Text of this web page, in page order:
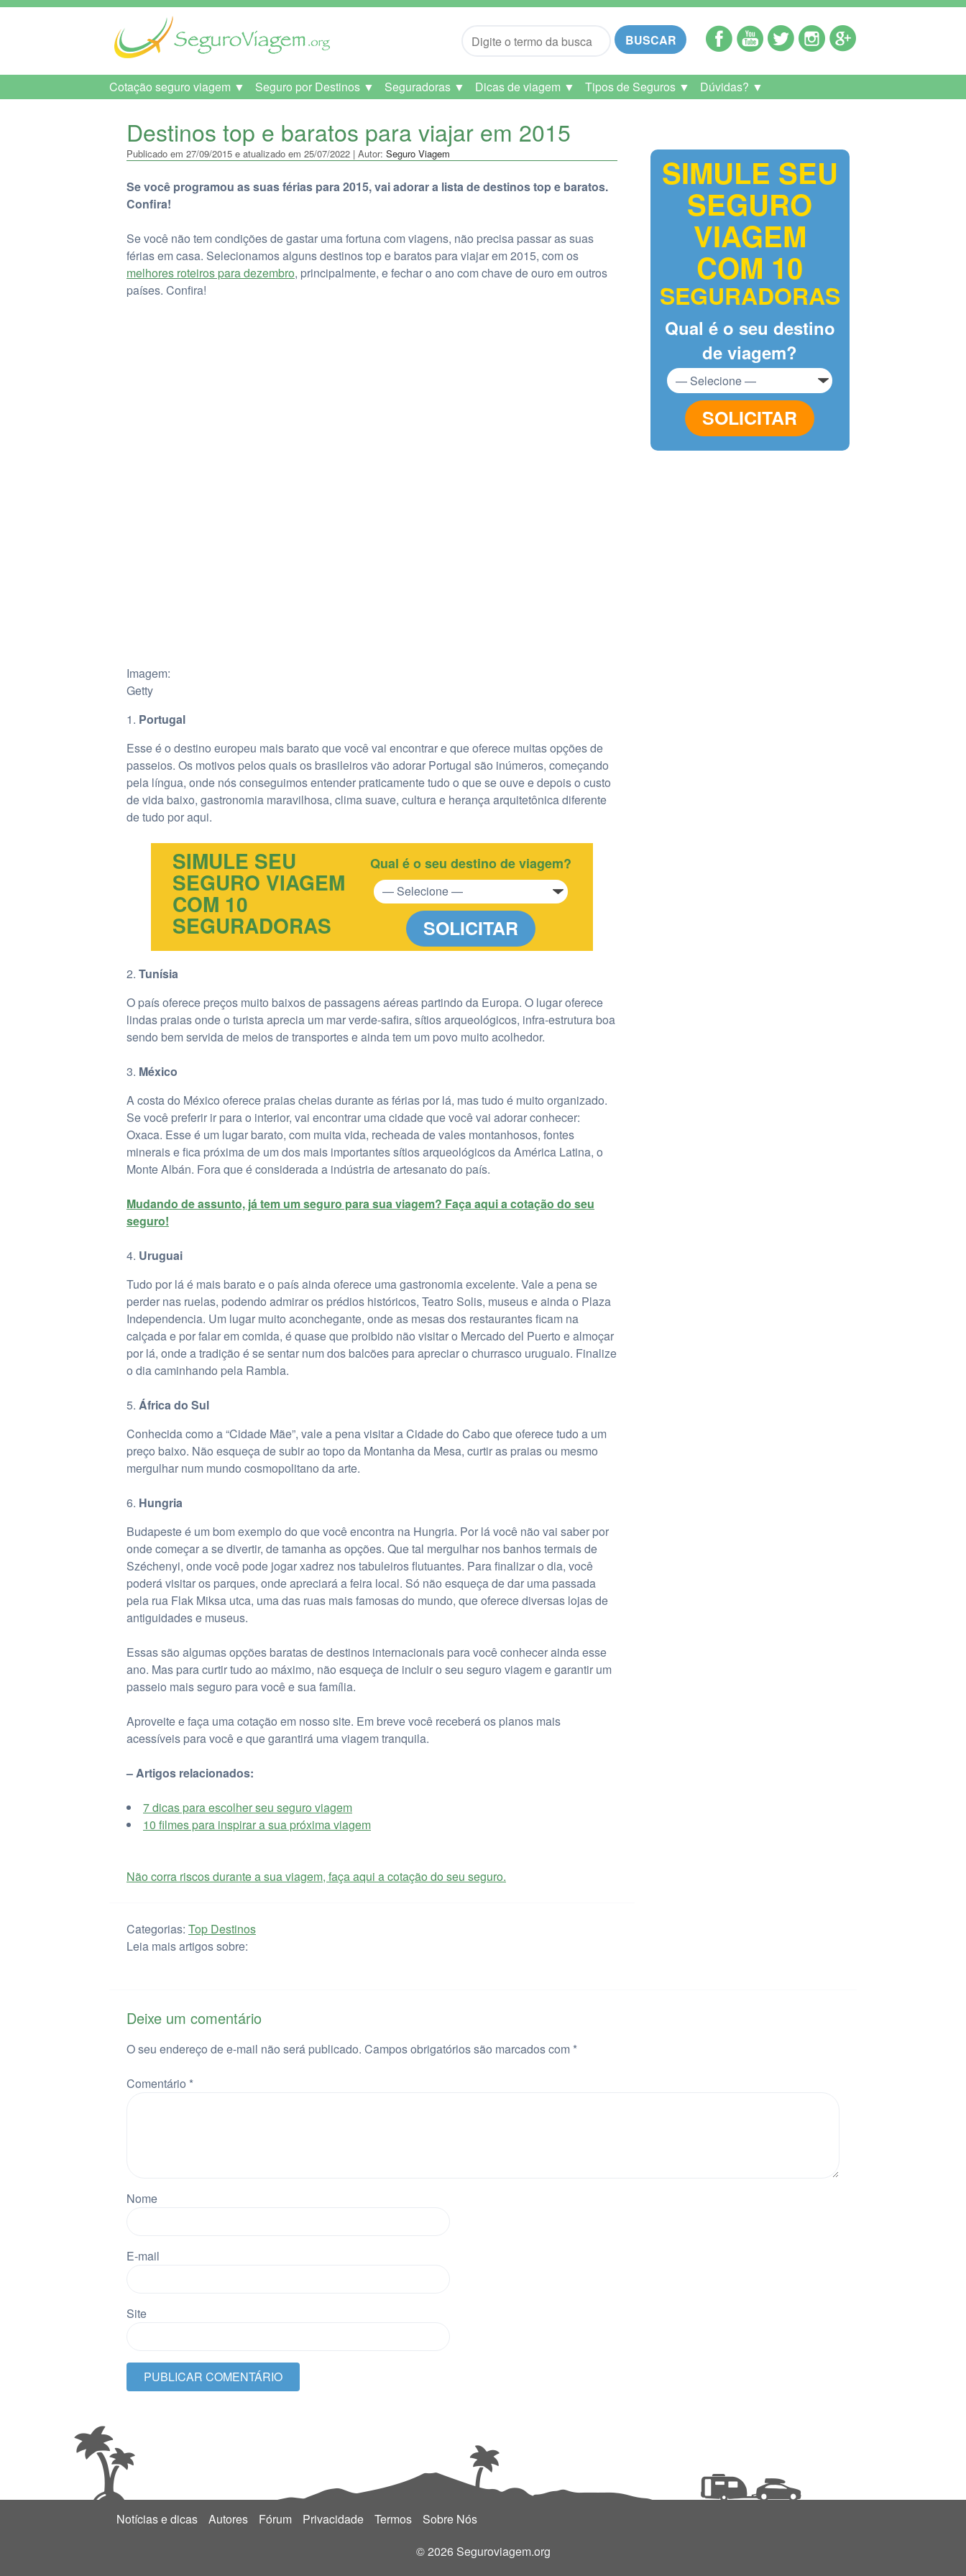
BUSCAR
Cotação seguro viagem ▼ Seguro por Destinos ▼ Seguradoras ▼ Dicas de viagem ▼ Tipos de Seguros ▼ Dúvidas? ▼
Destinos top e baratos para viajar em 2015
Publicado em 27/09/2015 e atualizado em 25/07/2022 | Autor: Seguro Viagem
Se você programou as suas férias para 2015, vai adorar a lista de destinos top e baratos.
Confira!
Se você não tem condições de gastar uma fortuna com viagens, não precisa passar as suas
férias em casa. Selecionamos alguns destinos top e baratos para viajar em 2015, com os
melhores roteiros para dezembro, principalmente, e fechar o ano com chave de ouro em outros
países. Confira!
Imagem:
Getty
Portugal
Esse é o destino europeu mais barato que você vai encontrar e que oferece muitas opções de
passeios. Os motivos pelos quais os brasileiros vão adorar Portugal são inúmeros, começando
pela língua, onde nós conseguimos entender praticamente tudo o que se ouve e depois o custo
de vida baixo, gastronomia maravilhosa, clima suave, cultura e herança arquitetônica diferente
de tudo por aqui.
SIMULE SEU
SEGURO VIAGEM
COM 10
SEGURADORAS
Qual é o seu destino de viagem?
SOLICITAR
Tunísia
O país oferece preços muito baixos de passagens aéreas partindo da Europa. O lugar oferece
lindas praias onde o turista aprecia um mar verde-safira, sítios arqueológicos, infra-estrutura boa
sendo bem servida de meios de transportes e ainda tem um povo muito acolhedor.
México
A costa do México oferece praias cheias durante as férias por lá, mas tudo é muito organizado.
Se você preferir ir para o interior, vai encontrar uma cidade que você vai adorar conhecer:
Oxaca. Esse é um lugar barato, com muita vida, recheada de vales montanhosos, fontes
minerais e fica próxima de um dos mais importantes sítios arqueológicos da América Latina, o
Monte Albán. Fora que é considerada a indústria de artesanato do país.
Mudando de assunto, já tem um seguro para sua viagem? Faça aqui a cotação do seu
seguro!
Uruguai
Tudo por lá é mais barato e o país ainda oferece uma gastronomia excelente. Vale a pena se
perder nas ruelas, podendo admirar os prédios históricos, Teatro Solis, museus e ainda o Plaza
Independencia. Um lugar muito aconchegante, onde as mesas dos restaurantes ficam na
calçada e por falar em comida, é quase que proibido não visitar o Mercado del Puerto e almoçar
por lá, onde a tradição é se sentar num dos balcões para apreciar o churrasco uruguaio. Finalize
o dia caminhando pela Rambla.
África do Sul
Conhecida como a “Cidade Mãe”, vale a pena visitar a Cidade do Cabo que oferece tudo a um
preço baixo. Não esqueça de subir ao topo da Montanha da Mesa, curtir as praias ou mesmo
mergulhar num mundo cosmopolitano da arte.
Hungria
Budapeste é um bom exemplo do que você encontra na Hungria. Por lá você não vai saber por
onde começar a se divertir, de tamanha as opções. Que tal mergulhar nos banhos termais de
Széchenyi, onde você pode jogar xadrez nos tabuleiros flutuantes. Para finalizar o dia, você
poderá visitar os parques, onde apreciará a feira local. Só não esqueça de dar uma passada
pela rua Flak Miksa utca, uma das ruas mais famosas do mundo, que oferece diversas lojas de
antiguidades e museus.
Essas são algumas opções baratas de destinos internacionais para você conhecer ainda esse
ano. Mas para curtir tudo ao máximo, não esqueça de incluir o seu seguro viagem e garantir um
passeio mais seguro para você e sua família.
Aproveite e faça uma cotação em nosso site. Em breve você receberá os planos mais
acessíveis para você e que garantirá uma viagem tranquila.
– Artigos relacionados:
7 dicas para escolher seu seguro viagem
10 filmes para inspirar a sua próxima viagem
Não corra riscos durante a sua viagem, faça aqui a cotação do seu seguro.
Categorias: Top Destinos
Leia mais artigos sobre:
SIMULE SEU
SEGURO
VIAGEM
COM 10
SEGURADORAS
Qual é o seu destino
de viagem?
SOLICITAR
Deixe um comentário
O seu endereço de e-mail não será publicado. Campos obrigatórios são marcados com *
Comentário *
Nome
E-mail
Site
Notícias e dicas Autores Fórum Privacidade Termos
Sobre Nós
© 2026 Seguroviagem.org